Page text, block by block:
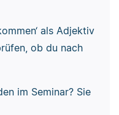
als Adjektiv
ob du nach
im Seminar? Sie